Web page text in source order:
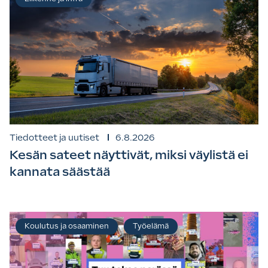
Tiedotteet ja uutiset 6.8.2026
Kesän sateet näyttivät, miksi väylistä ei
kannata säästää
Koulutus ja osaaminen Työelämä